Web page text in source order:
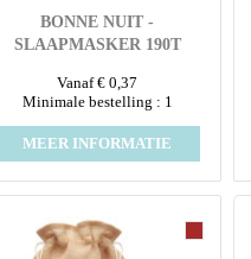
BONNE NUIT -
SLAAPMASKER 190T
Vanaf € 0,37
Minimale bestelling : 1
MEER INFORMATIE